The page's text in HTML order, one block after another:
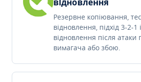
Резервне копіювання,
відновлення, підхід 3-2-1
відновлення після атаки
вимагача або збою.